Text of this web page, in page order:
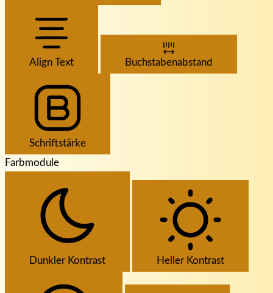
Align Text Buchstabenabstand
Schriftstärke
Farbmodule
Dunkler Kontrast Heller Kontrast